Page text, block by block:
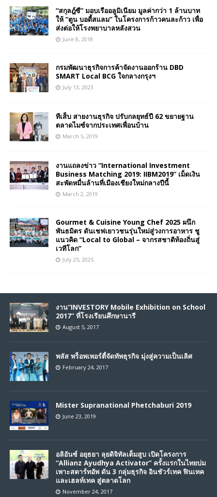
“สกุลฎ์ซี” มอบเรืออลูมิเนียม มูลค่ากว่า 1 ล้านบาท
ให้ “ตูน บอดี้สแลม” ในโครงการก้าวคนละก้าว เพื่อ
ส่งต่อให้โรงพยาบาลหลังสวน
June 8, 2018
กรมพัฒนาธุรกิจการค้าจัดงานออกร้าน DBD
SMART Local BCG ใจกลางกรุงฯ
July 13, 2023
ทีเส็บ สายงานธุรกิจ ปรับกลยุทธ์ปี 62 ขยายฐาน
ตลาดไมซ์จากประเทศเพื่อนบ้าน
March 5, 2019
งานแถลงข่าว “International Investment
Business Matching 2019: IIBM2019” เม็ดเงิน
สะพัดหมื่นล้านที่เมืองเชียงใหม่กลางปีนี้
March 2, 2019
Gourmet & Cuisine Young Chef 2025 ผนึก
พันธมิตร ดันเชฟเยาวชนรุ่นใหม่สู่วงการอาหาร ชู
แนวคิด “Local to Global – จากรสชาติท้องถิ่นสู่
เวทีโลก”
July 25, 2025
งาน“INVESTORY Mobile Exhibition on School
2017” ที่โรงเรียนศึกษานารี
August 5, 2017
พลัส พร็อพเพอร์ตี้จัดทัพธุรกิจ มุ่งสู่ความเป็นเลิศ
February 24, 2017
Mister Supranational Phetchaburi 2019
June 23, 2019
อลิอันซ์ อยุธยา ลุยดิจิทัลเต็มสูบ เปิดโครงการ
“Allianz Ayudhya Activator” ครั้งแรกในไทยบ่ม
เพาะสตาร์ทอัพ ดัน 3 กลุ่มธุรกิจ อินชัวร์เทค ฟินเทค
และเฮลท์เทค สู่ตลาดโลก
November 24, 2017